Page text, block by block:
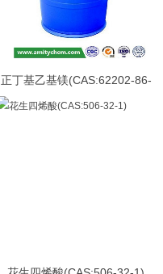
正丁基乙基镁(CAS:62202-86-
2)